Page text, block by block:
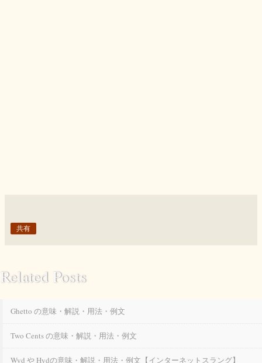
共有
Related Posts
Ghetto の意味・解説・用法・例文
Two Cents の意味・解説・用法・例文
Wyd や Hydの意味・解説・用法・例文【インターネットスラング】